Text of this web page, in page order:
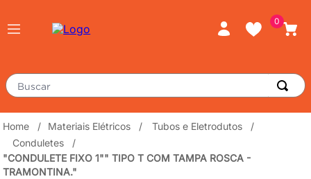
0
Buscar
Materiais Elétricos
Tubos e Eletrodutos
Conduletes
"CONDULETE FIXO 1"" TIPO T COM TAMPA ROSCA -
TRAMONTINA."
TERMOS MAIS BUSCADOS
1º piso
2º porcelanato